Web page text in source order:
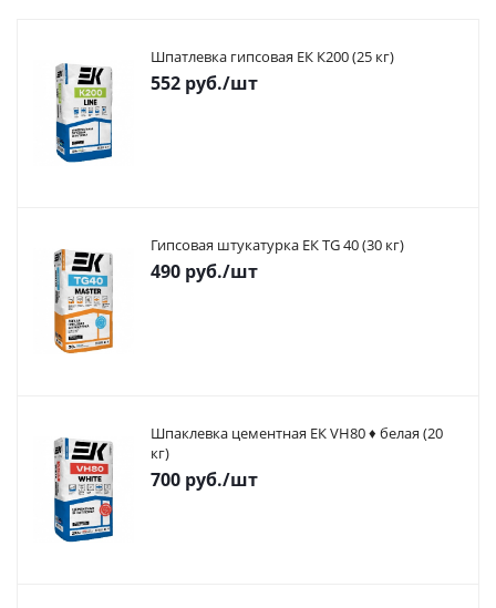
Шпатлевка гипсовая ЕК К200 (25 кг)
552 руб./шт
Гипсовая штукатурка ЕК TG 40 (30 кг)
490 руб./шт
Шпаклевка цементная ЕК VH80 ♦ белая (20
кг)
700 руб./шт